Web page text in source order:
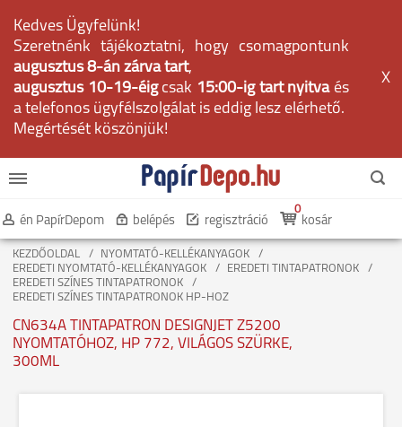
Kedves Ügyfelünk!
Szeretnénk tájékoztatni, hogy csomagpontunk
augusztus 8-án zárva tart,
augusztus 10-19-éig csak 15:00-ig tart nyitvaés
a telefonos ügyfélszolgálat is eddig lesz elérhető.
Megértését köszönjük!
X
én PapírDepom belépés regisztráció kosár
0
KEZDŐOLDAL
NYOMTATÓ-KELLÉKANYAGOK
EREDETI NYOMTATÓ-KELLÉKANYAGOK
EREDETI TINTAPATRONOK
EREDETI SZÍNES TINTAPATRONOK
EREDETI SZÍNES TINTAPATRONOK HP-HOZ
CN634A TINTAPATRON DESIGNJET Z5200
NYOMTATÓHOZ, HP 772, VILÁGOS SZÜRKE,
300ML